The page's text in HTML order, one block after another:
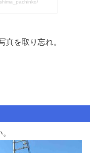
真を取り忘れ。